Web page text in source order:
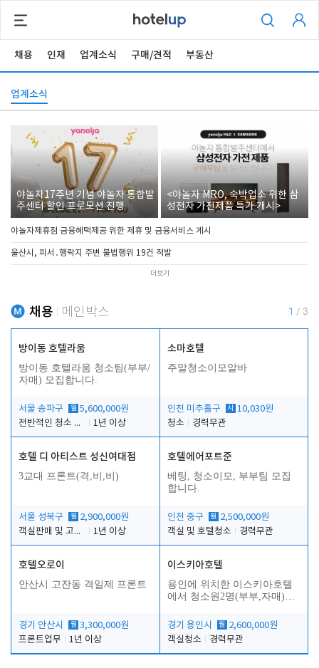
채용 인재 업계소식 구매/견적 부동산
업계소식
야놀자17주년 기념 야놀자 통합발
주센터 할인 프로모션 진행
<야놀자 MRO, 숙박업소 위한 삼
성전자 가전제품 특가 개시>
야놀자제휴점 금융혜택제공 위한 제휴 및 금융서비스 게시
울산시, 피서․행락지 주변 불법행위 19건 적발
더보기
채용 메인박스 1 / 3
방이동 호텔라움
방이동 호텔라움 청소팀(부부/
자매) 모집합니다.
서울 송파구 월 5,600,000원
전반적인 청소 업무(객실청소.객실정리)
1년 이상
소마호텔
주말청소이모알바
인천 미추홀구 시
10,030원
청소
경력무관
호텔 디 아티스트 성신여대점
3교대 프론트(격,비,비)
서울 성북구 월 2,900,000원
객실판매 및 고객응대
1년 이상
호텔에어포트준
베팅, 청소이모, 부부팀 모집
합니다.
인천 중구 월 2,500,000원
객실 및 호텔청소
경력무관
호텔오로이
안산시 고잔동 격일제 프론트
경기 안산시 월 3,300,000원
프론트업무
1년 이상
이스키아호텔
용인에 위치한 이스키아호텔
에서 청소원2명(부부,자매)을
경기 용인시
월 2,600,000원
객실청소
경력무관